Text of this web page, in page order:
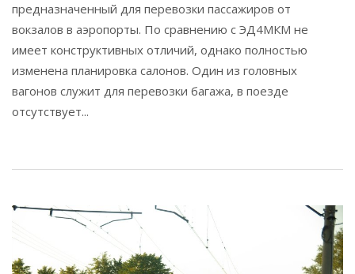
предназначенный для перевозки пассажиров от
вокзалов в аэропорты. По сравнению с ЭД4МКМ не
имеет конструктивных отличий, однако полностью
изменена планировка салонов. Один из головных
вагонов служит для перевозки багажа, в поезде
отсутствует...